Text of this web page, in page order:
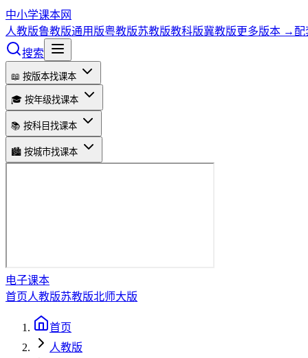
中小学课本网
人教版鲁教版通用版粤教版苏教版教科版冀教版更多版本 → 配
搜索
📖 按版本找课本
🎓 按年级找课本
📚 按科目找课本
🏙️ 按城市找课本
电子课本
首页人教版苏教版北师大版
首页
人教版